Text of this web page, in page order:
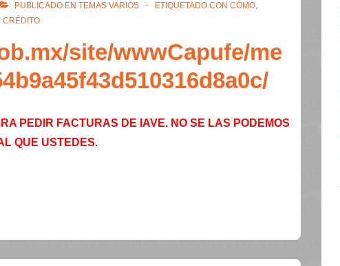
PUBLICADO EN TEMAS VARIOS ETIQUETADO CON CÓMO,
CRÉDITO
site/wwwCapufe/me
PEDIR FACTURAS DE IAVE. NO SE LAS PODEMOS
QUE USTEDES.